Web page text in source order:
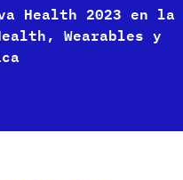
Health 2023 en la
Wearables y